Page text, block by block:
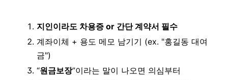
지인이라도 차용증 or 간단 계약서 필수
계좌이체 + 용도 메모 남기기 (ex. "홍길동 대여
금")
“원금보장”이라는 말이 나오면 의심부터